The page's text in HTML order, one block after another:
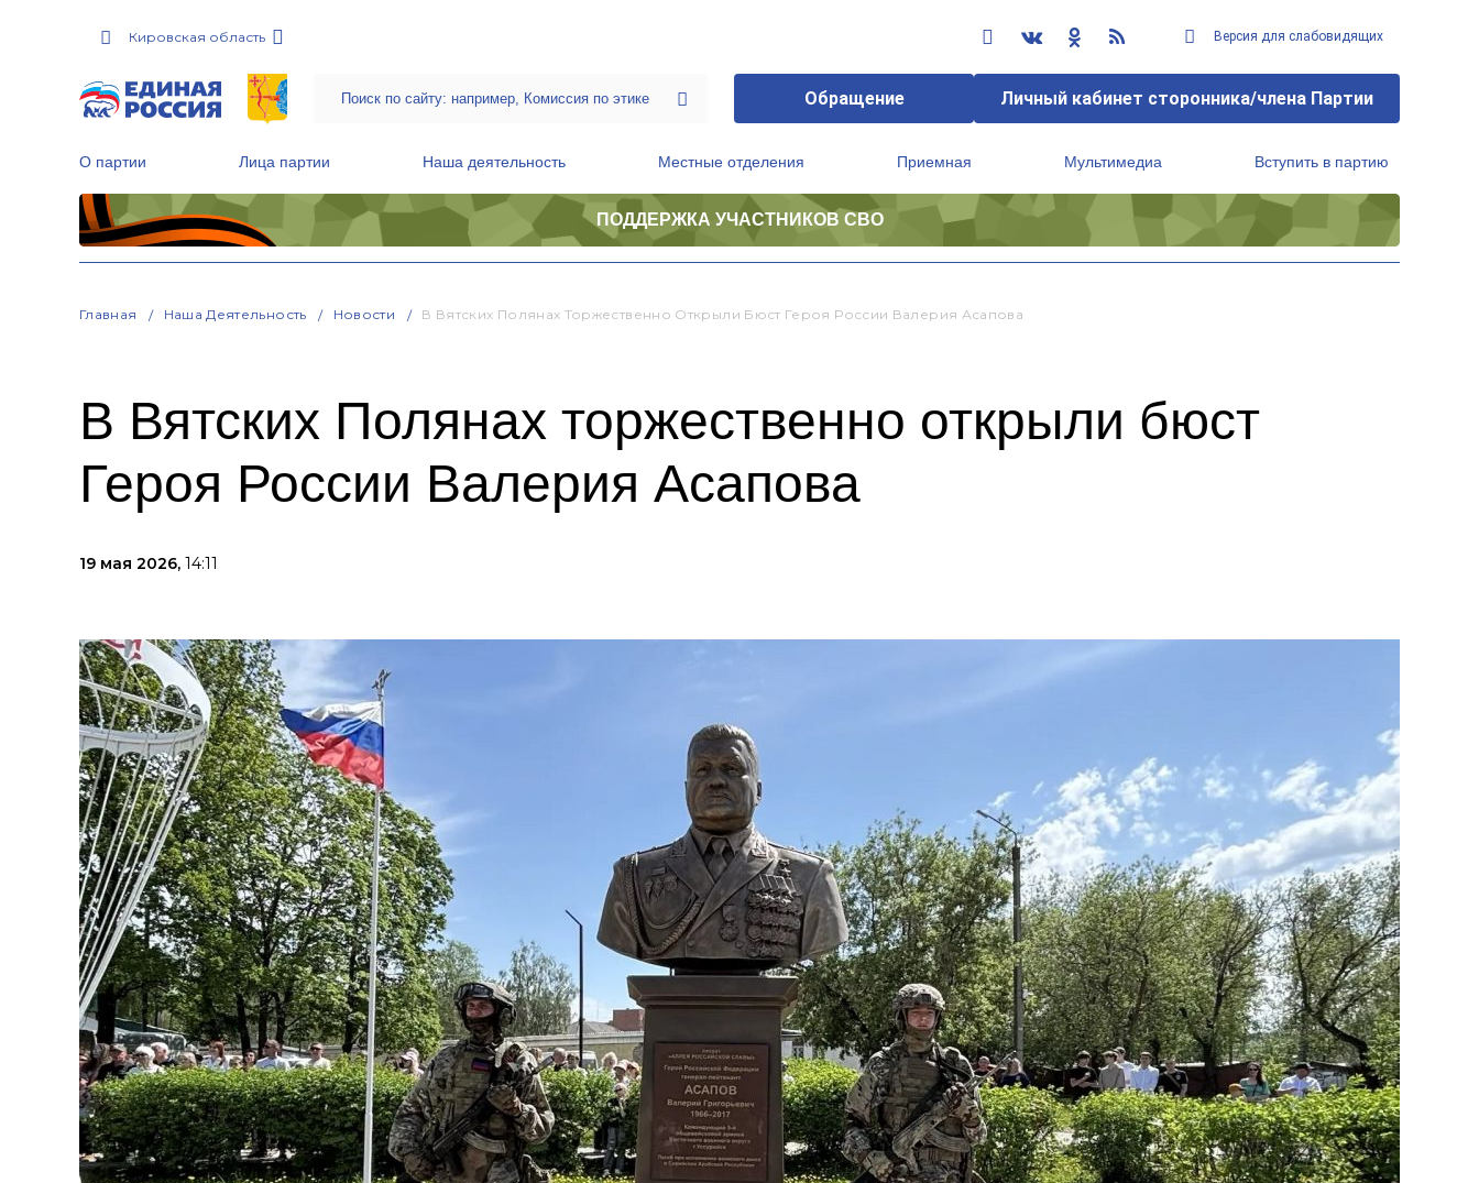
Кировская область Версия для слабовидящих
Обращение Личный кабинет сторонника/члена Партии
О партии Лица партии Наша деятельность Местные отделения Приемная Мультимедиа Вступить в партию
ПОДДЕРЖКА УЧАСТНИКОВ СВО
Главная Наша Деятельность Новости В Вятских Полянах Торжественно Открыли Бюст Героя России Валерия Асапова
В Вятских Полянах торжественно открыли бюст
Героя России Валерия Асапова
19 мая 2026, 14:11